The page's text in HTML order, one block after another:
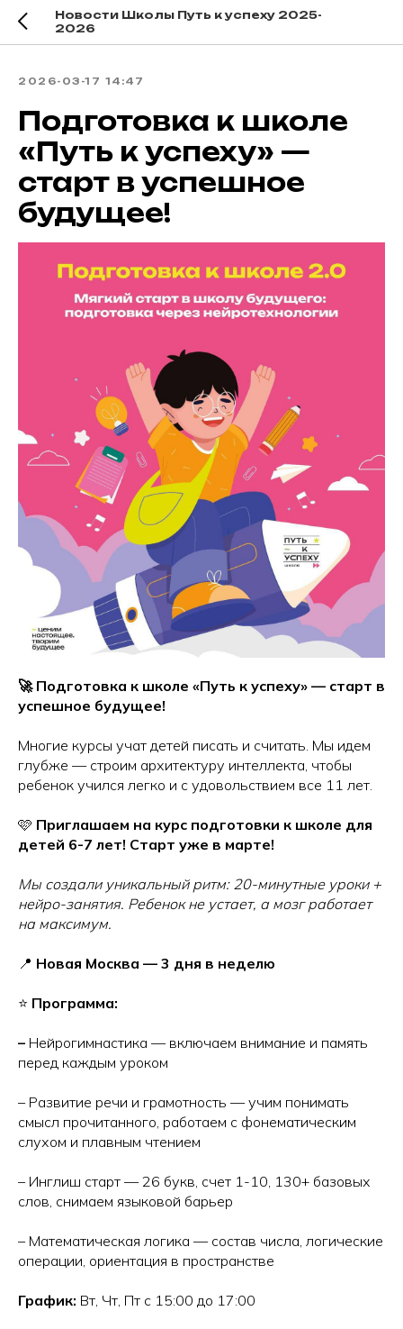
Новости Школы Путь к успеху 2025-
2026
2026-03-17 14:47
Подготовка к школе
«Путь к успеху» —
старт в успешное
будущее!
🚀 Подготовка к школе «Путь к успеху» — старт в
успешное будущее!
Многие курсы учат детей писать и считать. Мы идем
глубже — строим архитектуру интеллекта, чтобы
ребенок учился легко и с удовольствием все 11 лет.
🩷 Приглашаем на курс подготовки к школе для
детей 6-7 лет! Старт уже в марте!
Мы создали уникальный ритм: 20-минутные уроки +
нейро-занятия. Ребенок не устает, а мозг работает
на максимум.
📍 Новая Москва — 3 дня в неделю
⭐ Программа:
– Нейрогимнастика — включаем внимание и память
перед каждым уроком
– Развитие речи и грамотность — учим понимать
смысл прочитанного, работаем с фонематическим
слухом и плавным чтением
– Инглиш старт — 26 букв, счет 1-10, 130+ базовых
слов, снимаем языковой барьер
– Математическая логика — состав числа, логические
операции, ориентация в пространстве
График: Вт, Чт, Пт с 15:00 до 17:00